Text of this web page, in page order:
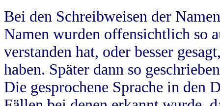
Bei den Schreibweisen der
Namen wurden offensichtlich so
verstanden hat, oder besser
haben. Später dann so
Die gesprochene Sprache in